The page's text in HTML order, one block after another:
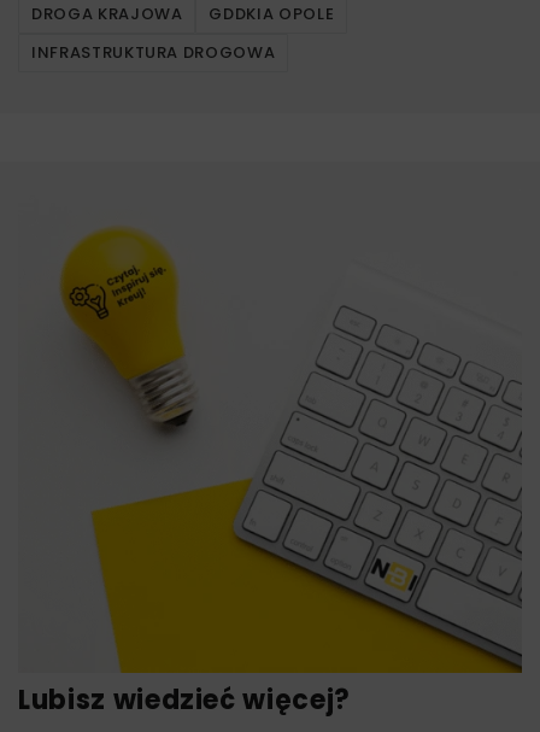
DROGA KRAJOWA
GDDKIA OPOLE
INFRASTRUKTURA DROGOWA
Lubisz wiedzieć więcej?